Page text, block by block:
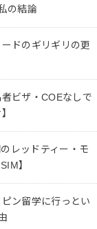
の結論
ードのギリギリの更
者ビザ・COEなしで
レッドティー・モ
】
ピン留学に行っとい